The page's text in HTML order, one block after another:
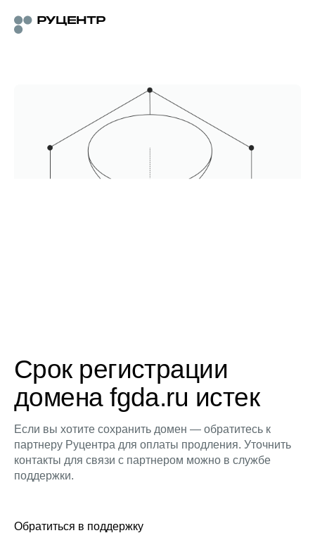
Срок регистрации
домена fgda.ru истек
Если вы хотите сохранить домен — обратитесь к
партнеру Руцентра для оплаты продления. Уточнить
контакты для связи с партнером можно в службе
поддержки.
Обратиться в поддержку